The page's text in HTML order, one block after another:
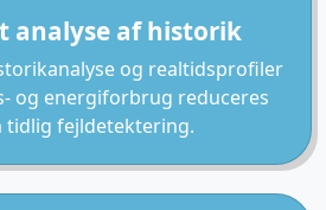
analyse af historik
og realtidsprofiler
og energiforbrug reduceres
tidlig fejldetektering.